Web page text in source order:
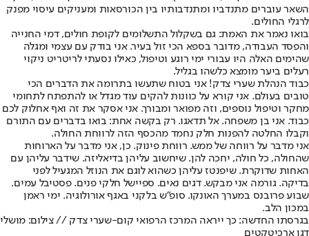
השאר עוברים מתנדביו ומתנדבותיו בין הכורסאות ומעניקים עיסוי מפנק
לרגלי החולים.
בואו נאמר את האמת: ‏גם בשקלול התשלומים לקופת חולים, דמי החנייה
והפסד העבודה, מדובר בספא הכי זול בעיר. אני בודק עם עצמי ומגלה
שהימים האלה היו עבורי ימי רוגע וטיפול, כאילו נסעתי לריטריט ניקוי
רעלים ביער מומצא כלשהו בגליל.
‏כבוד הנהלת שערי צדק! אני בטוח שתעשו בתרומה את הדברים הכי
טובים בעולם. אני קורא על כוונות להקים עוד מגדל או להתפתח לתחומי
מחקר וטיפול נוספים, וזה מפואר ומבורך. אני אסקר את זה ואף אחלוק לכם
כבוד. אני בן משפחה. אל תדאגו. רק בקשה אחת: בואו בדברים עם התורם
וקבלו החלטה להפנות חלק נחמד מהכסף הזה לרווחת החולה.
אני מדבר על רווחה של ממש. רווחת פינוק. כן, אני מדבר על הארוחות
שהחולה, כל חולה, יחכה להן. שיחשוב עליהן בדיאליזה. שידבר עליהן עם
האחות שדוקרת. שיפנטז עליהן כשהוא לוגם את הנוזל המגעיל לפני
בדיקה. גורמה אני מבקש. דגים נאים. ספיישל חלקי פנים. פסטיבל עמים.
שבוע פרובנס במערך האונקו. סופ"ש בלקני באגף אורולוגיה. ימי ראמן
במכון הלב.
בגרסתו החדשה: כך ייראה המרכז הרפואי קום-שערי צדק // צילום: מושלי
דגן ארכיטקטים